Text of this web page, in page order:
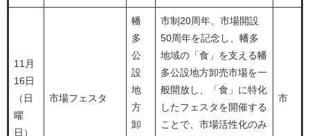
11月
16日
（日
曜
日）
市場フェスタ
幡
多
公
設
地
方
卸
市制20周年、市場開設
50周年を記念し、幡多
地域の「食」を支える幡
多公設地方卸売市場を一
般開放し、「食」に特化
したフェスタを開催する
ことで、市場活性化のみ
市